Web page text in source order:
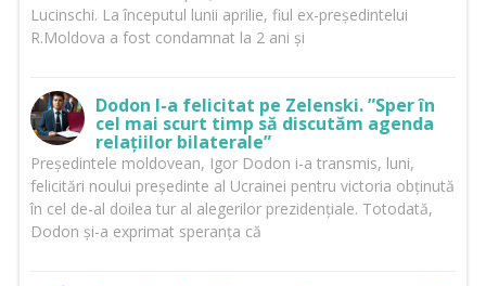
Lucinschi. La începutul lunii aprilie, fiul ex-președintelui
R.Moldova a fost condamnat la 2 ani și
Dodon l-a felicitat pe Zelenski. ”Sper în
cel mai scurt timp să discutăm agenda
relațiilor bilaterale”
Președintele moldovean, Igor Dodon i-a transmis, luni,
felicitări noului președinte al Ucrainei pentru victoria obținută
în cel de-al doilea tur al alegerilor prezidențiale. Totodată,
Dodon și-a exprimat speranța că